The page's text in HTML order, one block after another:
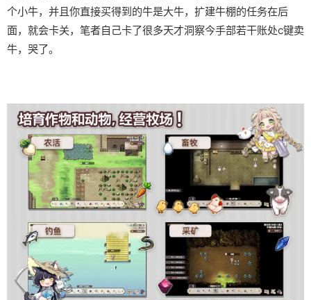
个小牛，并且你直接买得到的牛是大牛，扩建牛棚的任务在后
面，就会卡关，笔者自己卡了很多天才洞察今手部若干账处c键卖
牛，哭了。